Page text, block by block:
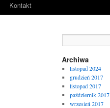
Kontakt
Archiwa
listopad 2024
grudzień 2017
listopad 2017
październik 2017
wrzesień 2017